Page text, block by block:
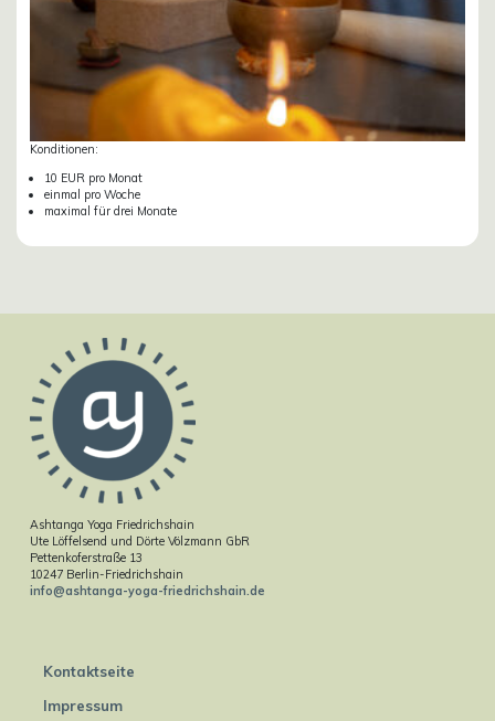
Konditionen:
10 EUR pro Monat
einmal pro Woche
maximal für drei Monate
Ashtanga Yoga Friedrichshain
Ute Löffelsend und Dörte Völzmann GbR
Pettenkoferstraße 13
10247 Berlin-Friedrichshain
info@ashtanga-yoga-friedrichshain.de
Kontaktseite
Impressum